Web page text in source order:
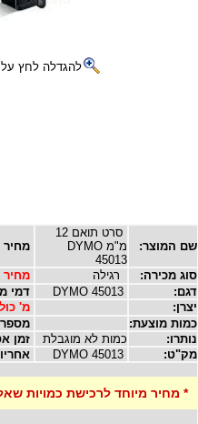
להגדלה לחץ
שם המוצר:
סרט תואם 12
מ"מ DYMO
45013
מחיר
סוג מכירה: רגילה מחיר
דגם: דמי
יצרן:
מ'
כמות מוצעת:
נותרו:
כמות לא מוגבלת זמן
מק"ט:
* מחיר מיוחד לרכישת כמויות